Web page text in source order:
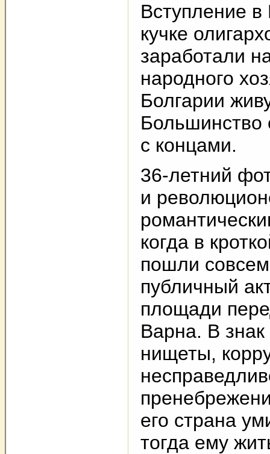
Вступление
кучке
заработали
народного
Болгарии
Большинство
с концами.
36-летний
и
когда в
пошли
публичный
площади
Варна. В знак
нищеты,
его страна
тогда ему